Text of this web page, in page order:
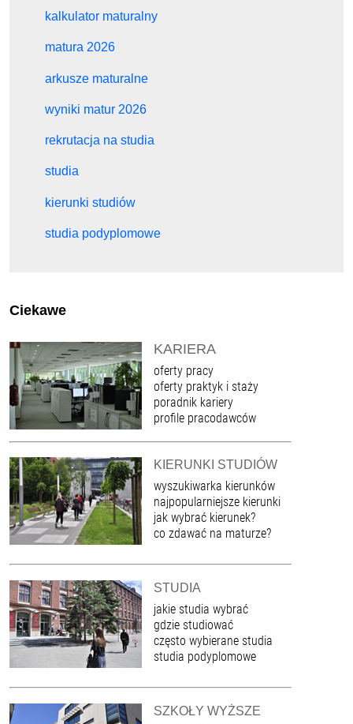
kalkulator maturalny
matura 2026
arkusze maturalne
wyniki matur 2026
rekrutacja na studia
studia
kierunki studiów
studia podyplomowe
Ciekawe
KARIERA
oferty pracy
oferty praktyk i staży
poradnik kariery
profile pracodawców
KIERUNKI STUDIÓW
wyszukiwarka kierunków
najpopularniejsze kierunki
jak wybrać kierunek?
co zdawać na maturze?
STUDIA
jakie studia wybrać
gdzie studiować
często wybierane studia
studia podyplomowe
SZKOŁY WYŻSZE